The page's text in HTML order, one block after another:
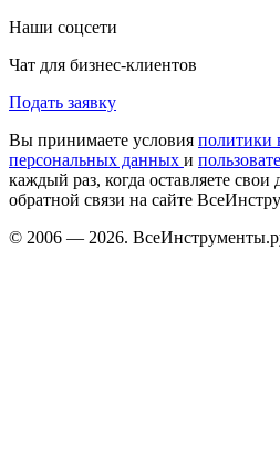
Наши соцсети
Чат для бизнес-клиентов
Подать заявку
Вы принимаете условия политики
персональных данных и
каждый раз, когда оставляете
обратной связи на сайте
© 2006 — 2026.